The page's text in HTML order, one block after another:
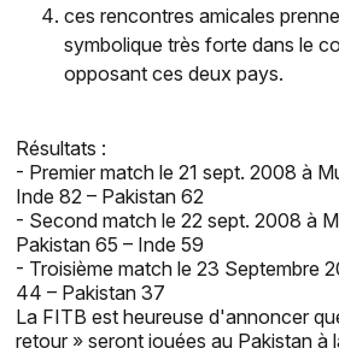
ces rencontres amicales
symbolique très forte dans le
opposant ces deux pays.
Résultats :
- Premier match le 21 sept. 2008 à
Inde 82 – Pakistan 62
- Second match le 22 sept. 2008 à
Pakistan 65 – Inde 59
- Troisième match le 23 Septembre
44 – Pakistan 37
La FITB est heureuse d'annoncer
retour » seront jouées au Pakistan à